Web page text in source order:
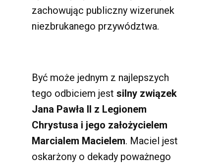
zachowując publiczny wizerunek
niezbrukanego przywództwa.
Być może jednym z najlepszych
tego odbiciem jest silny związek
Jana Pawła II z Legionem
Chrystusa i jego założycielem
Marcialem Macielem. Maciel jest
oskarżony o dekady poważnego